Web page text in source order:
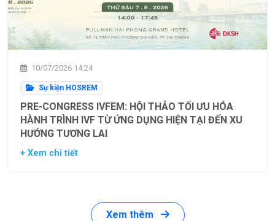
10/07/2026 14:24
Sự kiện HOSREM
PRE-CONGRESS IVFEM: HỘI THẢO TỐI ƯU HÓA
HÀNH TRÌNH IVF TỪ ỨNG DỤNG HIỆN TẠI ĐẾN XU
HƯỚNG TƯƠNG LAI
+ Xem chi tiết
Xem thêm